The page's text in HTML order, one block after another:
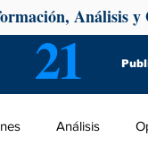
21
Análisis y
Análisis